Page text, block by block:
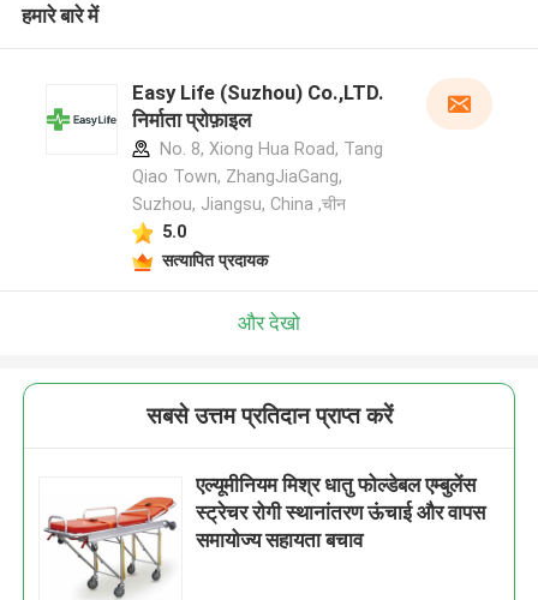
हमारे बारे में
Easy Life (Suzhou) Co.,LTD.
निर्माता प्रोफ़ाइल
No. 8, Xiong Hua Road, Tang
Qiao Town, ZhangJiaGang,
Suzhou, Jiangsu, China ,चीन
5.0
सत्यापित प्रदायक
और देखो
सबसे उत्तम प्रतिदान प्राप्त करें
एल्यूमीनियम मिश्र धातु फोल्डेबल एम्बुलेंस
स्ट्रेचर रोगी स्थानांतरण ऊंचाई और वापस
समायोज्य सहायता बचाव